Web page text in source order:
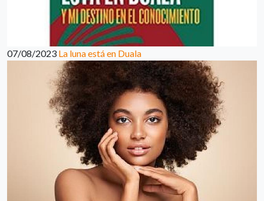
07/08/2023 La luna está en Duala